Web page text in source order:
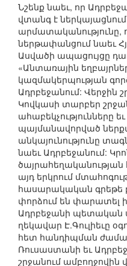
Նշենք նաեւ, որ
վտանգ է
արմատականությունը,
ներթափանցում նաեւ
Ասվածի ապացույցը
«Անտառային
կազմակերպության
Ադրբեջանում: Վերջին
Կովկասի տարբեր
ահաբեկչությունները
պայմանավորված
անկայունությունը
նաեւ Ադրբեջանում:
այդ երկրում
հասարակական գրեթե
փորձում են փարատել
Ադրբեջանի պետական
ղեկավար Է.Գուլիեւը
հետ հանդիպման
Ռուսաստանի եւ
շրջանում ամբողջովին